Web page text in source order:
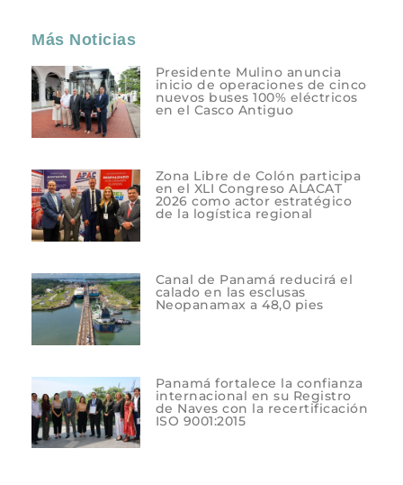
Más Noticias
Presidente Mulino anuncia
inicio de operaciones de cinco
nuevos buses 100% eléctricos
en el Casco Antiguo
Zona Libre de Colón participa
en el XLI Congreso ALACAT
2026 como actor estratégico
de la logística regional
Canal de Panamá reducirá el
calado en las esclusas
Neopanamax a 48,0 pies
Panamá fortalece la confianza
internacional en su Registro
de Naves con la recertificación
ISO 9001:2015